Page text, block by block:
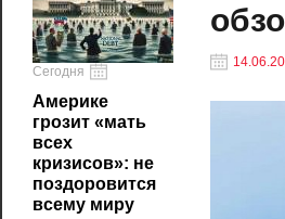
Сегодня
Америке
грозит «мать
всех
кризисов»: не
поздоровится
всему миру